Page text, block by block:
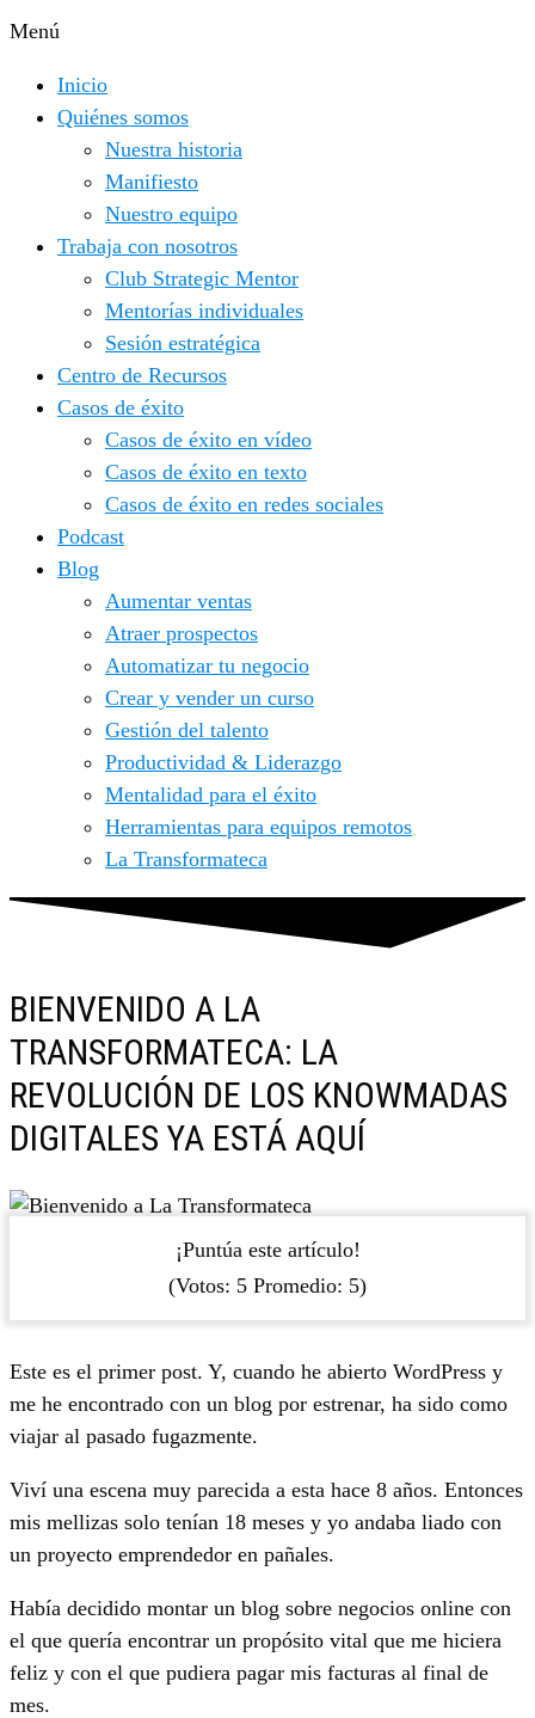
Menú
Inicio
Quiénes somos
Nuestra historia
Manifiesto
Nuestro equipo
Trabaja con nosotros
Club Strategic Mentor
Mentorías individuales
Sesión estratégica
Centro de Recursos
Casos de éxito
Casos de éxito en vídeo
Casos de éxito en texto
Casos de éxito en redes sociales
Podcast
Blog
Aumentar ventas
Atraer prospectos
Automatizar tu negocio
Crear y vender un curso
Gestión del talento
Productividad & Liderazgo
Mentalidad para el éxito
Herramientas para equipos remotos
La Transformateca
BIENVENIDO A LA
TRANSFORMATECA: LA
REVOLUCIÓN DE LOS KNOWMADAS
DIGITALES YA ESTÁ AQUÍ
¡Puntúa este artículo!
(Votos: 5 Promedio: 5)
Este es el primer post. Y, cuando he abierto WordPress y
me he encontrado con un blog por estrenar, ha sido como
viajar al pasado fugazmente.
Viví una escena muy parecida a esta hace 8 años. Entonces
mis mellizas solo tenían 18 meses y yo andaba liado con
un proyecto emprendedor en pañales.
Había decidido montar un blog sobre negocios online con
el que quería encontrar un propósito vital que me hiciera
feliz y con el que pudiera pagar mis facturas al final de
mes.